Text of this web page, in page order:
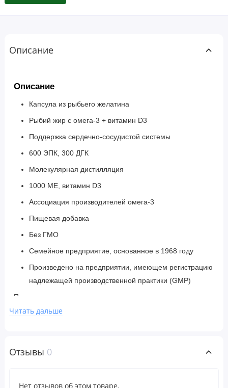
Описание
Описание
Капсула из рыбьего желатина
Рыбий жир с омега-3 + витамин D3
Поддержка сердечно-сосудистой системы
600 ЭПК, 300 ДГК
Молекулярная дистилляция
1000 МЕ, витамин D3
Ассоциация производителей омега-3
Пищевая добавка
Без ГМО
Семейное предприятие, основанное в 1968 году
Произведено на предприятии, имеющем регистрацию
надлежащей производственной практики (GMP)
Предварительные, но еще не завершенные исследования
показывают, что потребление омега-3 жирных кислот ЭПК
Читать дальше
Отзывы 0
Нет отзывов об этом товаре.